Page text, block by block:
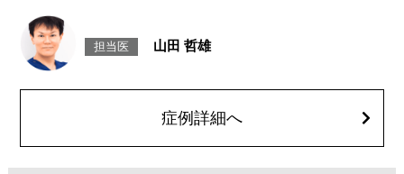
リスク、副作用：腫れ、内出血、疼痛、頭痛、引き攣れ感などが生じるこ
とがございます。また、稀ではありますが、施術部位の細菌感染症、皮膚
のよれ、繊維の突出などが生じることがございます。化膿止め・痛み止め
を処方しております。服用により、何か異常があれば服用を中止してくだ
費用：1部位 184,800円(税込)
オプション：笑気麻酔 3,300円(税込)
担当医 山田 哲雄
症例詳細へ